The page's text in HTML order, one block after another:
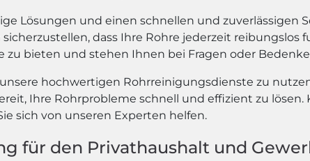
Lösungen und einen schnellen und zuverlässigen
dass Ihre Rohre jederzeit reibungslos
zu bieten und stehen Ihnen bei Fragen oder
hochwertigen Rohrreinigungsdienste zu
Ihre Rohrprobleme schnell und effizient zu
sich von unseren Experten helfen.
für den Privathaushalt und